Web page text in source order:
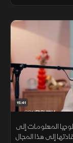
15:41
المعلومات إلى
إلى هذا المجال